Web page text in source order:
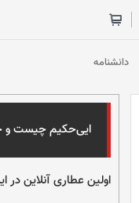
دانشنامه
ایی‌حکیمچیست و
اولین عطاری آنلاین در